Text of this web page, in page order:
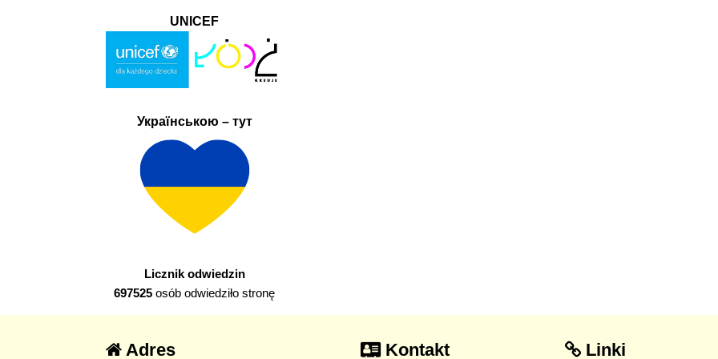
UNICEF
Українською – тут
Licznik odwiedzin
697525 osób odwiedziło stronę
Adres Kontakt Linki